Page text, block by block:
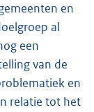
en
al
een
van de
en
relatie tot het